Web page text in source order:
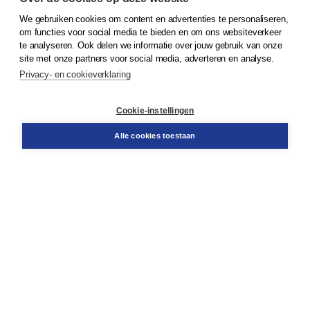
© 2026Koninklijke Boom uitgevers
Klantenservice
Service & informatie
Contact
We gebruiken cookies om content en advertenties te personaliseren,
om functies voor social media te bieden en om ons websiteverkeer
te analyseren. Ook delen we informatie over jouw gebruik van onze
site met onze partners voor social media, adverteren en analyse.
Privacy- en cookieverklaring
Cookie-instellingen
Alle cookies toestaan